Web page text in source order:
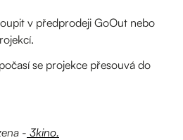
v předprodeji GoOut nebo
se projekce přesouvá do
- 3kino.